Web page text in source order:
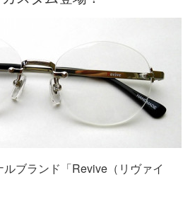
ブランド「Revive（リヴァイ